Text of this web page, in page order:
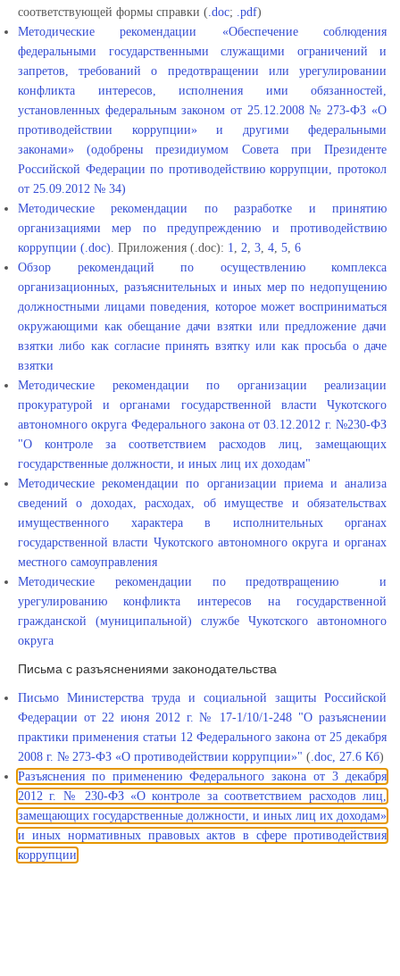
соответствующей формы справки (.doc; .pdf)
Методические рекомендации «Обеспечение соблюдения
федеральными государственными служащими ограничений и
запретов, требований о предотвращении или урегулировании
конфликта интересов, исполнения ими обязанностей,
установленных федеральным законом от 25.12.2008 № 273-ФЗ «О
противодействии коррупции» и другими федеральными
законами» (одобрены президиумом Совета при Президенте
Российской Федерации по противодействию коррупции, протокол
от 25.09.2012 № 34)
Методические рекомендации по разработке и принятию
организациями мер по предупреждению и противодействию
коррупции (.doc). Приложения (.doc): 1, 2, 3, 4, 5, 6
Обзор рекомендаций по осуществлению комплекса
организационных, разъяснительных и иных мер по недопущению
должностными лицами поведения, которое может восприниматься
окружающими как обещание дачи взятки или предложение дачи
взятки либо как согласие принять взятку или как просьба о даче
взятки
Методические рекомендации по организации реализации
прокуратурой и органами государственной власти Чукотского
автономного округа Федерального закона от 03.12.2012 г. №230-ФЗ
"О контроле за соответствием расходов лиц, замещающих
государственные должности, и иных лиц их доходам"
Методические рекомендации по организации приема и анализа
сведений о доходах, расходах, об имуществе и обязательствах
имущественного характера в исполнительных органах
государственной власти Чукотского автономного округа и органах
местного самоуправления
Методические рекомендации по предотвращению и
урегулированию конфликта интересов на государственной
гражданской (муниципальной) службе Чукотского автономного
округа
Письма с разъяснениями законодательства
Письмо Министерства труда и социальной защиты Российской
Федерации от 22 июня 2012 г. № 17-1/10/1-248 "О разъяснении
практики применения статьи 12 Федерального закона от 25 декабря
2008 г. № 273-ФЗ «О противодействии коррупции»" (.doc, 27.6 Кб)
Разъяснения по применению Федерального закона от 3 декабря
2012 г. № 230-ФЗ «О контроле за соответствием расходов лиц,
замещающих государственные должности, и иных лиц их доходам»
и иных нормативных правовых актов в сфере противодействия
коррупции